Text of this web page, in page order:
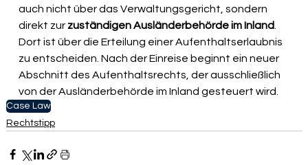
auch nicht über das Verwaltungsgericht, sondern
direkt zur zuständigen Ausländerbehörde im Inland
Dort ist über die Erteilung einer Aufenthaltserlaubnis
zu entscheiden. Nach der Einreise beginnt ein neuer
Abschnitt des Aufenthaltsrechts, der ausschließlich
von der Ausländerbehörde im Inland gesteuert wird.
Case Law
Rechtstipp